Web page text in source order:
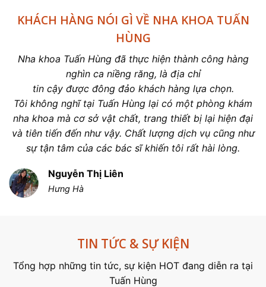
KHÁCH HÀNG NÓI GÌ VỀ NHA KHOA TUẤN
HÙNG
Nha khoa Tuấn Hùng đã thực hiện thành công hàng
nghìn ca niềng răng, là địa chỉ
tin cậy được đông đảo khách hàng lựa chọn.
Tôi không nghĩ tại Tuấn Hùng lại có một phòng khám
nha khoa mà cơ sở vật chất, trang thiết bị lại hiện đại
và tiên tiến đến như vậy. Chất lượng dịch vụ cũng như
sự tận tâm của các bác sĩ khiến tôi rất hài lòng.
Nguyễn Thị Liên
Hưng Hà
TIN TỨC & SỰ KIỆN
Tổng hợp những tin tức, sự kiện HOT đang diễn ra tại
Tuấn Hùng